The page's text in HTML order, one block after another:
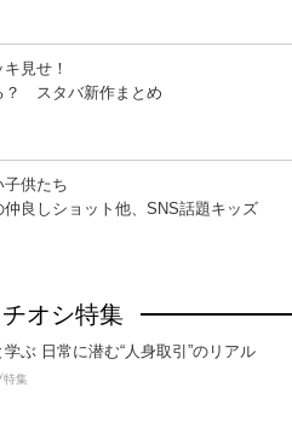
見せ！
？ スタバ新作まとめ
子供たち
良しショット他、SNS話題キッズ
オシ特集
ぶ 日常に潜む“人身取引”のリアル
特集